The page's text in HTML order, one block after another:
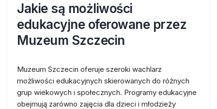
Jakie są możliwości
edukacyjne oferowane przez
Muzeum Szczecin
Muzeum Szczecin oferuje szeroki wachlarz
możliwości edukacyjnych skierowanych do różnych
grup wiekowych i społecznych. Programy edukacyjne
obejmują zarówno zajęcia dla dzieci i młodzieży